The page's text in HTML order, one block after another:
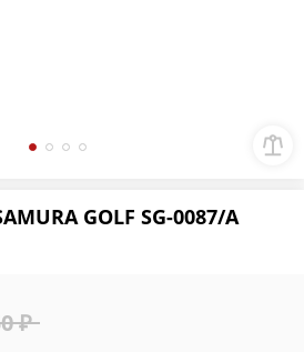
GOLF SG-0087/A
₽